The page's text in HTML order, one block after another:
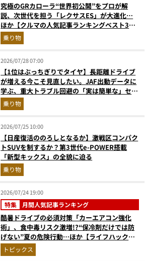
究極のGRカローラ“世界初公開”をプロが解
説、次世代を担う「レクサスES」が大進化…
ほか【クルマの人気記事ランキングベスト3】
（2026年6月版）
乗り物
2026/07/28 07:00
【1位はぶっちぎりでタイヤ】長距離ドライブ
が増える今こそ見直したい。JAF出動データに
学ぶ、重大トラブル回避の「実は簡単な」セル
フメンテ術
乗り物
2026/07/25 10:00
【日産復活ののろしとなるか】激戦区コンパク
トSUVを制するか？第3世代e-POWER搭載
「新型キックス」の全貌に迫る
乗り物
2026/07/24 19:00
特集 月間人気記事ランキング
酷暑ドライブの必須対策「カーエアコン強化
術」、食中毒リスク激増!?“保冷剤だけでは防
げない”夏の危険行動…ほか【ライフハックの
人気記事ランキングベスト3】（2026年6月
版）
トピックス